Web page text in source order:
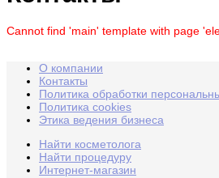
Cannot find 'main' template with page
О компании
Контакты
Политика обработки
Политика cookies
Этика ведения бизнеса
Найти косметолога
Найти процедуру
Интернет-магазин